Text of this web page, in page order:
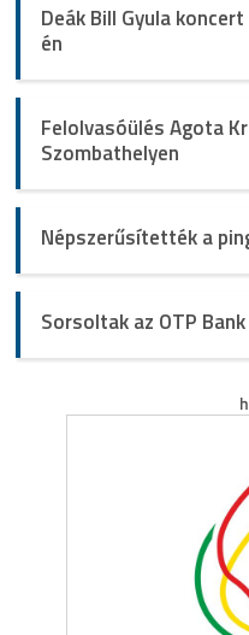
Deák Bill Gyula
én
Felolvasóülés Agota
Szombathelyen
Népszerűsítették a
Sorsoltak az OTP